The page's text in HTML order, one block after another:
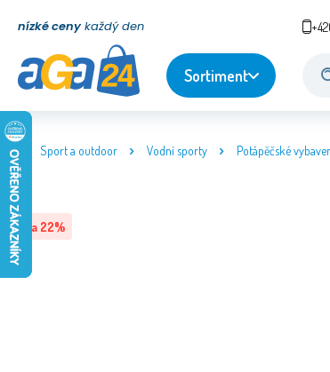
nízké ceny každý den
Sortiment
Sport a outdoor Vodní sporty Potápěčské
Sleva 22%